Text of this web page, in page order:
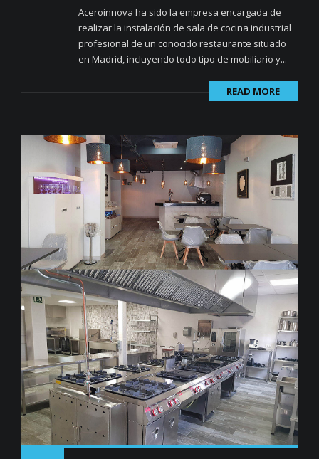
Aceroinnova ha sido la empresa encargada de
realizar la instalación de sala de cocina industrial
profesional de un conocido restaurante situado
en Madrid, incluyendo todo tipo de mobiliario y...
READ MORE